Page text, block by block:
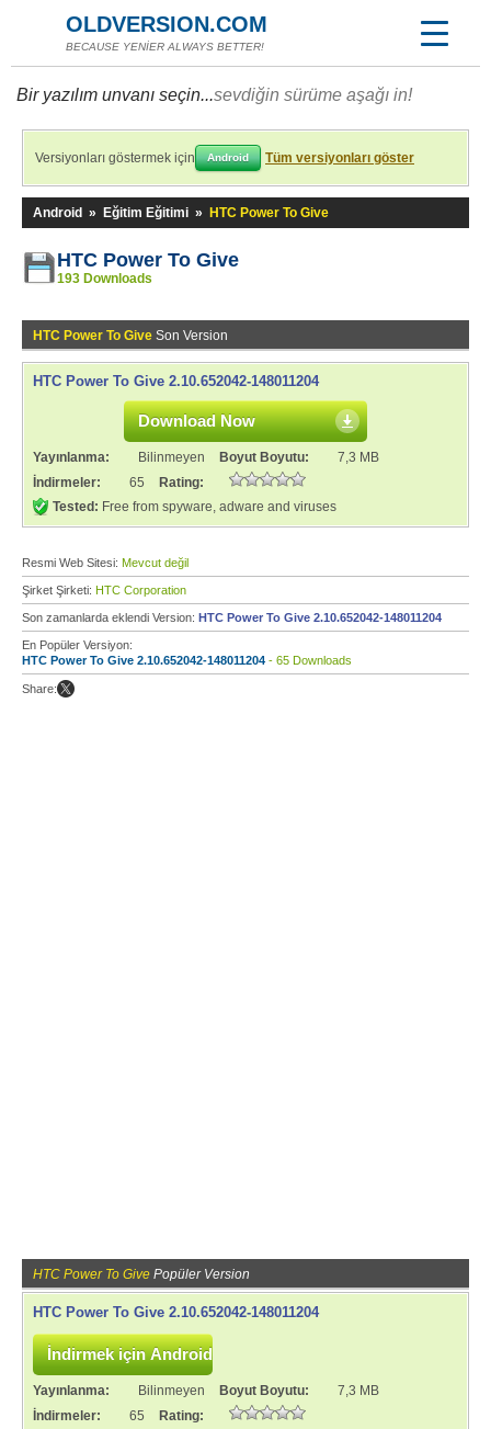
OLDVERSION.COM
BECAUSE YENİER ALWAYS BETTER!
Bir yazılım unvanı seçin...sevdiğin sürüme aşağı in!
Versiyonları göstermek için Android Tüm versiyonları göster
Android » Eğitim Eğitimi » HTC Power To Give
HTC Power To Give
193 Downloads
HTC Power To Give Son Version
HTC Power To Give 2.10.652042-148011204
Download Now
Yayınlanma: Bilinmeyen Boyut Boyutu:
7,3 MB
İndirmeler:
65
Rating:
Tested: Free from spyware, adware and viruses
Resmi Web Sitesi: Mevcut değil
Şirket Şirketi: HTC Corporation
Son zamanlarda eklendi Version: HTC Power To Give 2.10.652042-148011204
En Popüler Versiyon:
HTC Power To Give 2.10.652042-148011204 - 65 Downloads
Share:
HTC Power To Give Popüler Version
HTC Power To Give 2.10.652042-148011204
Yayınlanma: Bilinmeyen Boyut Boyutu:
7,3 MB
İndirmeler:
65
Rating: